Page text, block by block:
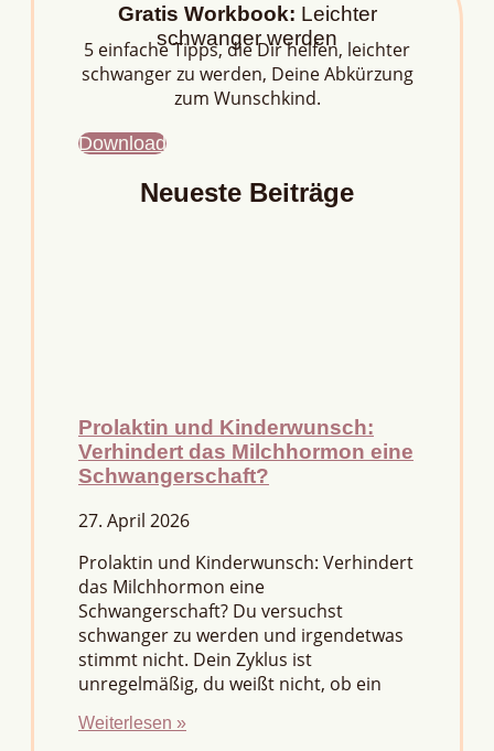
Gratis Workbook: Leichter
schwanger werden
5 einfache Tipps, die Dir helfen, leichter
schwanger zu werden, Deine Abkürzung
zum Wunschkind.
Download
Neueste Beiträge
Prolaktin und Kinderwunsch:
Verhindert das Milchhormon eine
Schwangerschaft?
27. April 2026
Prolaktin und Kinderwunsch: Verhindert
das Milchhormon eine
Schwangerschaft? Du versuchst
schwanger zu werden und irgendetwas
stimmt nicht. Dein Zyklus ist
unregelmäßig, du weißt nicht, ob ein
Weiterlesen »